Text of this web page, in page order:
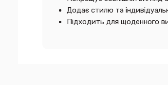
Додає стилю та
Підходить для щоденного